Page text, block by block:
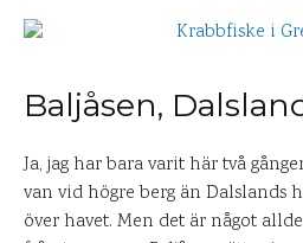
Baljåsen,
Ja, jag har bara varit här två
van vid högre berg än Dalslands
över havet. Men det är något